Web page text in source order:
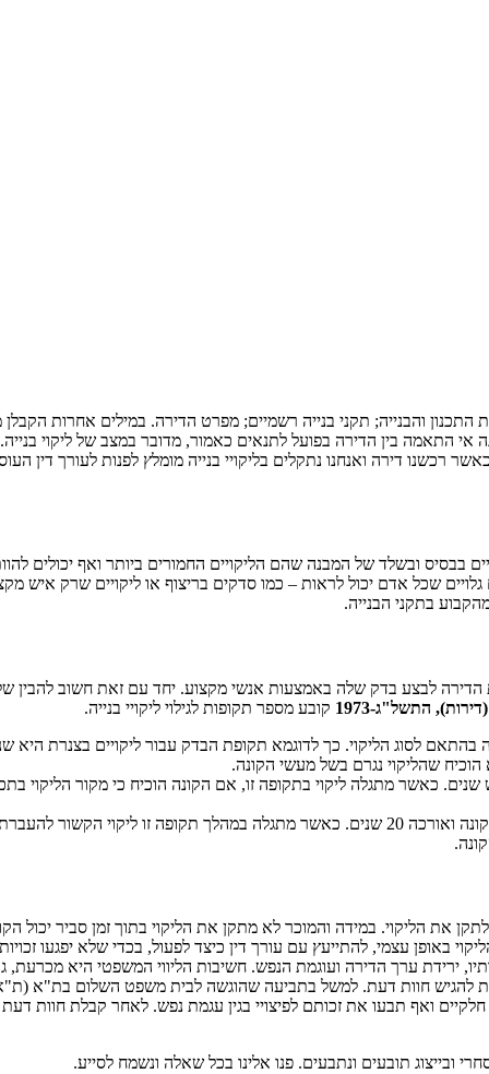
והבנייה; תקני בנייה רשמיים; מפרט הדירה. במילים אחרות
התאמה בין הדירה בפועל לתנאים כאמור, מדובר במצב של ליקוי בנייה.
דירה ואנחנו נתקלים בליקויי בנייה מומלץ לפנות לעורך דין
בבסיס ובשלד של המבנה שהם הליקויים החמורים ביותר ואף יכולים
שכל אדם יכול לראות – כמו סדקים בריצוף או ליקויים שרק איש
בתקני הבנייה.
הדירה לבצע בדק שלה באמצעות אנשי מקצוע. יחד עם זאת חשוב להבין
התשל"ג-1973
קובע מספר תקופות לגילוי ליקויי בנייה.
לסוג הליקוי. כך לדוגמא תקופת הבדק עבור ליקויים בצנרת היא
שהליקוי נגרם בשל מעשי הקונה.
כאשר מתגלה ליקוי בתקופה זו, אם הקונה הוכיח כי מקור הליקוי
• תקופת בדק לאי-התאמה יסודית – תקופה זו מתחילה עם מסירת הדירה לקונה ואורכה 20 שנים.
את הליקוי. במידה והמוכר לא מתקן את הליקוי בתוך זמן סביר יכול
באופן עצמי, להתייעץ עם עורך דין כיצד לפעול, בכדי שלא יפגעו
ירידת ערך הדירה ועוגמת הנפש. חשיבות הליווי המשפטי היא
חלקיים ואף תבעו את זכותם לפיצויי בגין עגמת נפש. לאחר קבלת
ובייצוג תובעים ונתבעים. פנו אלינו בכל שאלה ונשמח לסייע.